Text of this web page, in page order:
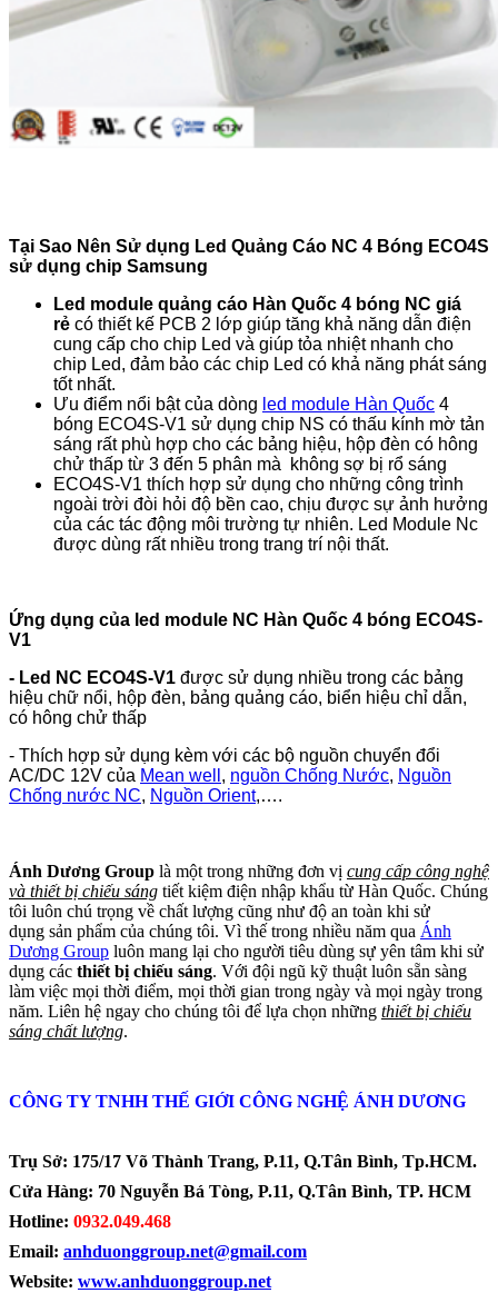
Tại Sao Nên Sử dụng Led Quảng Cáo NC 4 Bóng ECO4S
sử dụng chip Samsung
Led module quảng cáo Hàn Quốc 4 bóng NC giá
rẻ có thiết kế PCB 2 lớp giúp tăng khả năng dẫn điện
cung cấp cho chip Led và giúp tỏa nhiệt nhanh cho
chip Led, đảm bảo các chip Led có khả năng phát sáng
tốt nhất.
Ưu điểm nổi bật của dòng led module Hàn Quốc 4
bóng ECO4S-V1 sử dụng chip NS có thấu kính mờ tản
sáng rất phù hợp cho các bảng hiệu, hộp đèn có hông
chử thấp từ 3 đến 5 phân mà không sợ bị rổ sáng
ECO4S-V1 thích hợp sử dụng cho những công trình
ngoài trời đòi hỏi độ bền cao, chịu được sự ảnh hưởng
của các tác động môi trường tự nhiên. Led Module Nc
được dùng rất nhiều trong trang trí nội thất.
Ứng dụng của led module NC Hàn Quốc 4 bóng ECO4S-
V1
- Led NC ECO4S-V1 được sử dụng nhiều trong các bảng
hiệu chữ nổi, hộp đèn, bảng quảng cáo, biển hiệu chỉ dẫn,
có hông chử thấp
- Thích hợp sử dụng kèm với các bộ nguồn chuyển đổi
AC/DC 12V của Mean well , nguồn Chống Nước, Nguồn
Chống nước NC, Nguồn Orient,….
Ánh Dương Group là một trong những đơn vị cung cấp công nghệ
và thiết bị chiếu sáng tiết kiệm điện nhập khẩu từ Hàn Quốc. Chúng
tôi luôn chú trọng về chất lượng cũng như độ an toàn khi sử
dụng sản phẩm của chúng tôi. Vì thế trong nhiều năm qua Ánh
Dương Group luôn mang lại cho người tiêu dùng sự yên tâm khi sử
dụng các thiết bị chiếu sáng. Với đội ngũ kỹ thuật luôn sẵn sàng
làm việc mọi thời điểm, mọi thời gian trong ngày và mọi ngày trong
năm. Liên hệ ngay cho chúng tôi để lựa chọn những thiết bị chiếu
sáng chất lượng.
CÔNG TY TNHH THẾ GIỚI CÔNG NGHỆ ÁNH DƯƠNG
Trụ Sở: 175/17 Võ Thành Trang, P.11, Q.Tân Bình, Tp.HCM.
Cửa Hàng: 70 Nguyễn Bá Tòng, P.11, Q.Tân Bình, TP. HCM
Hotline: 0932.049.468
Email: anhduonggroup.net@gmail.com
Website: www.anhduonggroup.net